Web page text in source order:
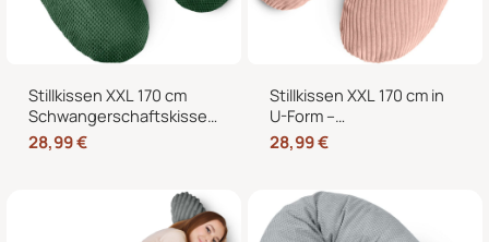
Stillkissen XXL 170 cm
Schwangerschaftskissen
Seitenschläferkissen U-
Form mit abnehmbarem
28,99€
Stillkissen XXL 170 cm in
U-Form –
Schwangerschaftskissen,
Seitenschläferkissen und
Bezug
28,99€